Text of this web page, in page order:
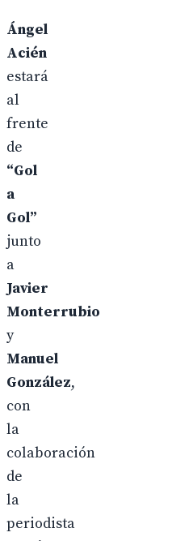
Ángel
Acién
estará
al
frente
de
“Gol
a
Gol”
junto
a
Javier
Monterrubio
y
Manuel
González,
con
la
colaboración
de
la
periodista